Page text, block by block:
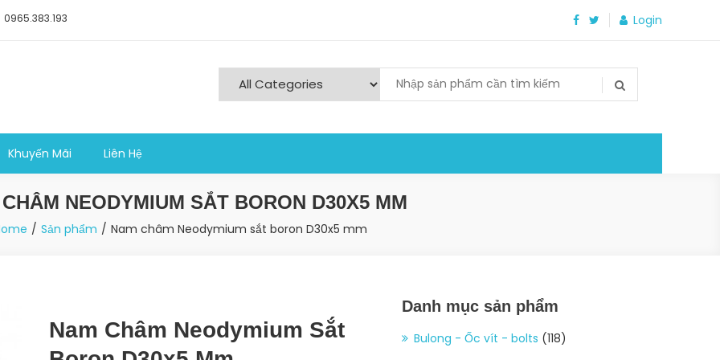
0965.383.193 Login
Khuyến Mãi Liên Hệ
NEODYMIUM SẮT BORON D30X5 MM
Sản phẩm Nam châm Neodymium sắt boron D30x5 mm
Nam Châm Neodymium Sắt
Danh mục sản phẩm
Bulong - Ốc vít - bolts (118)